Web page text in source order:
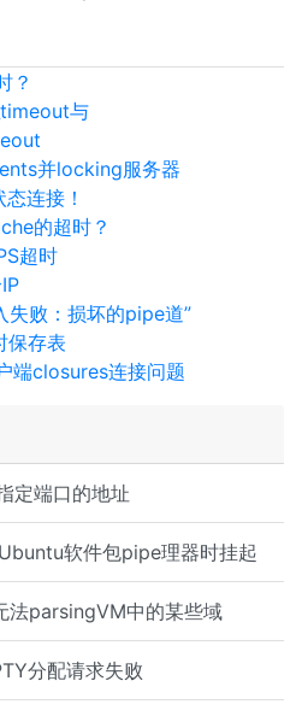
定端口的地址
软件包pipe理器时挂起
parsingVM中的某些域
分配请求失败
？
与
并locking服务器
连接！
的超时？
超时
失败：损坏的pipe道”
保存表
端closures连接问题